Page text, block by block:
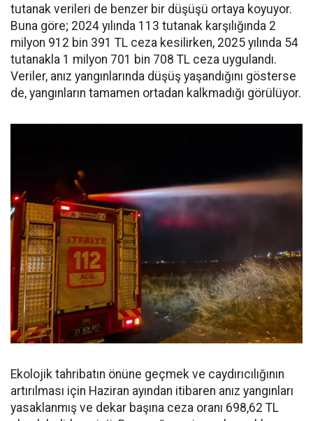
tutanak verileri de benzer bir düşüşü ortaya koyuyor.
Buna göre; 2024 yılında 113 tutanak karşılığında 2
milyon 912 bin 391 TL ceza kesilirken, 2025 yılında 54
tutanakla 1 milyon 701 bin 708 TL ceza uygulandı.
Veriler, anız yangınlarında düşüş yaşandığını gösterse
de, yangınların tamamen ortadan kalkmadığı görülüyor.
Ekolojik tahribatın önüne geçmek ve caydırıcılığının
artırılması için Haziran ayından itibaren anız yangınları
yasaklanmış ve dekar başına ceza oranı 698,62 TL